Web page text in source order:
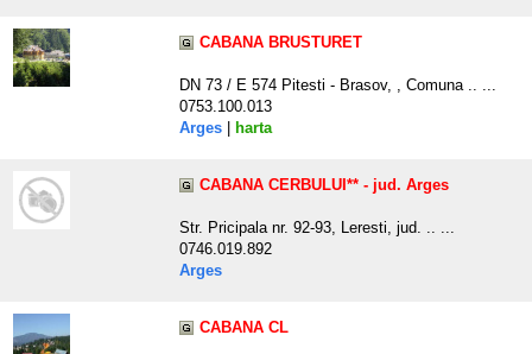
CABANA BRUSTURET
DN 73 / E 574 Pitesti - Brasov, , Comuna .. ...
0753.100.013
Arges
harta
CABANA CERBULUI** - jud. Arges
Str. Pricipala nr. 92-93, Leresti, jud. .. ...
0746.019.892
Arges
CABANA CL